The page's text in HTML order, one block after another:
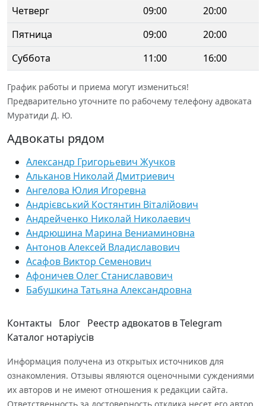
Четверг
09:00
20:00
Пятница
09:00
20:00
Суббота
11:00 16:00
График работы и приема могут измениться!
Предварительно уточните по рабочему телефону адвоката
Муратиди Д. Ю.
Адвокаты рядом
Александр Григорьевич Жучков
Альканов Николай Дмитриевич
Ангелова Юлия Игоревна
Андрієвський Костянтин Віталійович
Андрейченко Николай Николаевич
Андрюшина Марина Вениаминовна
Антонов Алексей Владиславович
Асафов Виктор Семенович
Афоничев Олег Станиславович
Бабушкина Татьяна Александровна
Контакты Блог Реестр адвокатов в Telegram
Каталог нотаріусів
Информация получена из открытых источников для
ознакомления. Отзывы являются оценочными суждениями
их авторов и не имеют отношения к редакции сайта.